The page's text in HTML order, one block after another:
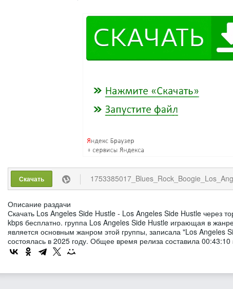
Скачать
Описание раздачи
Скачать Los Angeles Side Hustle - Los Angeles Side Hustle через
kbps бесплатно. группа Los Angeles Side Hustle играющая в
является основным жанром этой группы, записала "Los Angeles
состоялась в 2025 году. Общее время релиза составила 00:43:10